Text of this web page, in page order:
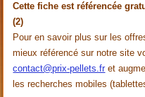
Cette fiche est référencée
(2)
Pour en savoir plus sur les
mieux référencé sur notre site
contact@prix-pellets.fr et
les recherches mobiles